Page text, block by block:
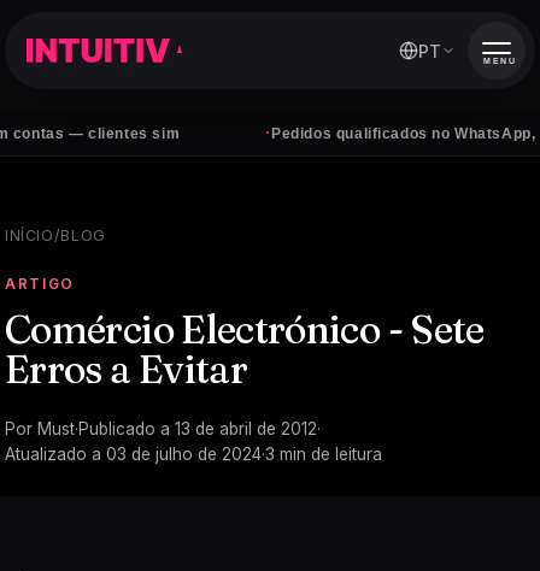
— clientes sim Pedidos qualificados no WhatsApp,
PT MENU
INÍCIO/BLOG
ARTIGO
Comércio Electrónico - Sete
Erros a Evitar
Por Must·Publicado a 13 de abril de 2012·
Atualizado a 03 de julho de 2024·3 min de leitura